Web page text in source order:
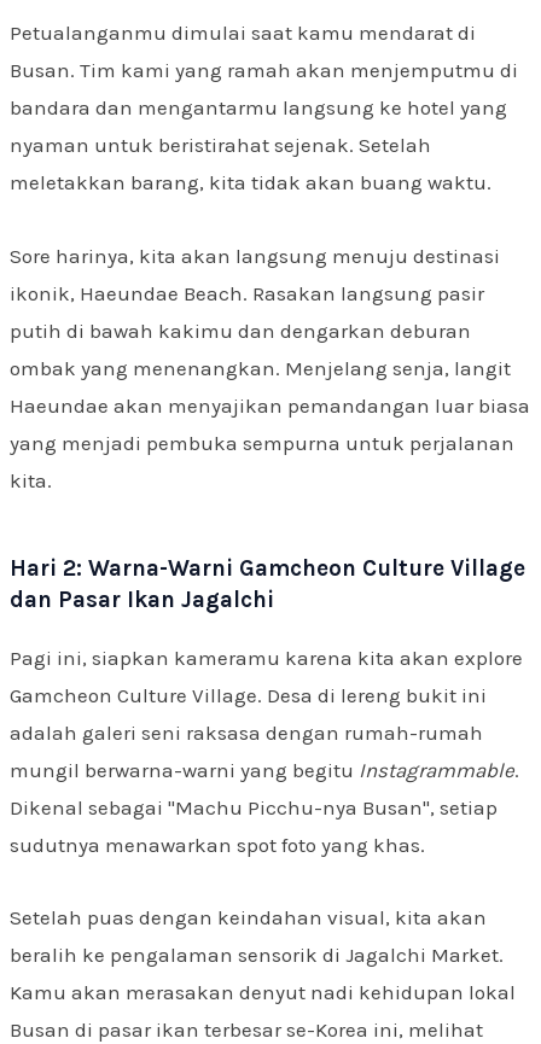
Petualanganmu dimulai saat kamu mendarat di
Busan. Tim kami yang ramah akan menjemputmu di
bandara dan mengantarmu langsung ke hotel yang
nyaman untuk beristirahat sejenak. Setelah
meletakkan barang, kita tidak akan buang waktu.
Sore harinya, kita akan langsung menuju destinasi
ikonik, Haeundae Beach. Rasakan langsung pasir
putih di bawah kakimu dan dengarkan deburan
ombak yang menenangkan. Menjelang senja, langit
Haeundae akan menyajikan pemandangan luar biasa
yang menjadi pembuka sempurna untuk perjalanan
kita.
Hari 2: Warna-Warni Gamcheon Culture Village
dan Pasar Ikan Jagalchi
Pagi ini, siapkan kameramu karena kita akan explore
Gamcheon Culture Village. Desa di lereng bukit ini
adalah galeri seni raksasa dengan rumah-rumah
mungil berwarna-warni yang begitu Instagrammable.
Dikenal sebagai "Machu Picchu-nya Busan", setiap
sudutnya menawarkan spot foto yang khas.
Setelah puas dengan keindahan visual, kita akan
beralih ke pengalaman sensorik di Jagalchi Market.
Kamu akan merasakan denyut nadi kehidupan lokal
Busan di pasar ikan terbesar se-Korea ini, melihat